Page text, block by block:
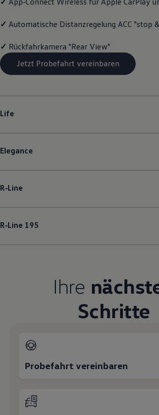
Motorenöl und
Pannen- und Unfallhilfe
Volkswagen Teile
Zubehör
Modellspezifisches Zubehör
Volkswagen R
Pannen- und Unfallhilfe
Volkswagen Kundenbetreuung
✓ Automatische Distanzregelung ACC "stop
✓ Rückfahrkamera "Rear View"
Jetzt Probefahrt vereinbaren
Life
Elegance
R‑Line
R‑Line 195
Ihre
Schritte
Probefahrt vereinbaren